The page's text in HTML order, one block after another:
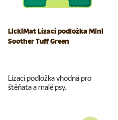
LickiMat Lízací podložka Mini
Soother Tuff Green
Lízací podložka vhodná pro
štěňata a malé psy.